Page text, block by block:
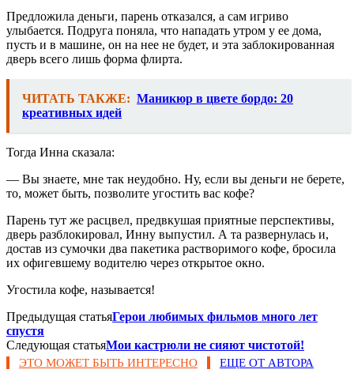
Предложила деньги, парень отказался, а сам игриво
улыбается. Подруга поняла, что нападать утром у ее дома,
пусть и в машине, он на нее не будет, и эта заблокированная
дверь всего лишь форма флирта.
ЧИТАТЬ ТАКЖЕ: Маникюр в цвете бордо: 20
креативных идей
Тогда Инна сказала:
— Вы знаете, мне так неудобно. Ну, если вы деньги не берете,
то, может быть, позволите угостить вас кофе?
Парень тут же расцвел, предвкушая приятные перспективы,
дверь разблокировал, Инну выпустил. А та развернулась и,
достав из сумочки два пакетика растворимого кофе, бросила
их офигевшему водителю через открытое окно.
Угостила кофе, называется!
Предыдущая статьяГерои любимых фильмов много лет
спустя
Следующая статьяМои кастрюли не сияют чистотой!
ЭТО МОЖЕТ БЫТЬ ИНТЕРЕСНО ЕЩЕ ОТ АВТОРА